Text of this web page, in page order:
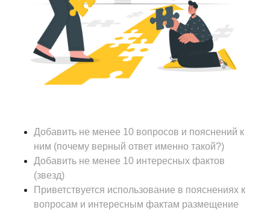
Добавить не менее 10 вопросов и пояснений к
ним (почему верный ответ именно такой?)
Добавить не менее 10 интересных фактов
(звезд)
Приветствуется использование в пояснениях к
вопросам и интересным фактам размещение